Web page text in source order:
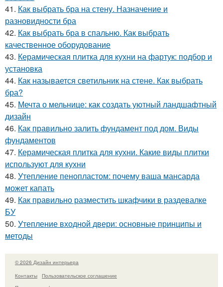
41. Как выбрать бра на стену. Назначение и
разновидности бра
42. Как выбрать бра в спальню. Как выбрать
качественное оборудование
43. Керамическая плитка для кухни на фартук: подбор и
установка
44. Как называется светильник на стене. Как выбрать
бра?
45. Мечта о мельнице: как создать уютный ландшафтный
дизайн
46. Как правильно залить фундамент под дом. Виды
фундаментов
47. Керамическая плитка для кухни. Какие виды плитки
используют для кухни
48. Утепление пенопластом: почему ваша мансарда
может капать
49. Как правильно разместить шкафчики в раздевалке
БУ
50. Утепление входной двери: основные принципы и
методы
© 2026 Дизайн интерьера
Контакты
Пользовательское соглашение